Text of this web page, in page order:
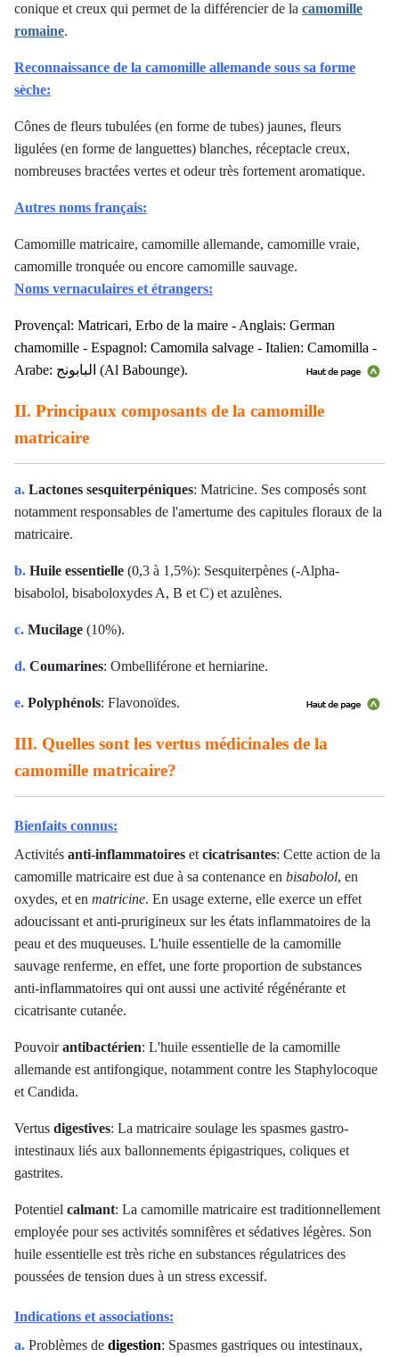
conique et creux qui permet de la différencier de la camomille
romaine.
Reconnaissance de la camomille allemande sous sa forme
sèche:
Cônes de fleurs tubulées (en forme de tubes) jaunes, fleurs
ligulées (en forme de languettes) blanches, réceptacle creux,
nombreuses bractées vertes et odeur très fortement aromatique.
Autres noms français:
Camomille matricaire, camomille allemande, camomille vraie,
camomille tronquée ou encore camomille sauvage.
Noms vernaculaires et étrangers:
Provençal: Matricari, Erbo de la maire - Anglais: German
chamomille - Espagnol: Camomila salvage - Italien: Camomilla -
Arabe: البابونج (Al Babounge).
II. Principaux composants de la camomille
matricaire
a. Lactones sesquiterpéniques: Matricine. Ses composés sont
notamment responsables de l'amertume des capitules floraux de la
matricaire.
b. Huile essentielle (0,3 à 1,5%): Sesquiterpènes (-Alpha-
bisabolol, bisaboloxydes A, B et C) et azulènes.
c. Mucilage (10%).
d. Coumarines: Ombelliférone et herniarine.
e. Polyphénols: Flavonoïdes.
III. Quelles sont les vertus médicinales de la
camomille matricaire?
Bienfaits connus:
Activités anti-inflammatoires et cicatrisantes: Cette action de la
camomille matricaire est due à sa contenance en bisabolol, en
oxydes, et en matricine. En usage externe, elle exerce un effet
adoucissant et anti-prurigineux sur les états inflammatoires de la
peau et des muqueuses. L'huile essentielle de la camomille
sauvage renferme, en effet, une forte proportion de substances
anti-inflammatoires qui ont aussi une activité régénérante et
cicatrisante cutanée.
Pouvoirantibactérien: L'huile essentielle de la camomille
allemande est antifongique, notamment contre les Staphylocoque
et Candida.
Vertus digestives: La matricaire soulage les spasmes gastro-
intestinaux liés aux ballonnements épigastriques, coliques et
gastrites.
Potentiel calmant: La camomille matricaire est traditionnellement
employée pour ses activités somnifères et sédatives légères. Son
huile essentielle est très riche en substances régulatrices des
poussées de tension dues à un stress excessif.
Indications et associations:
a. Problèmes de digestion: Spasmes gastriques ou intestinaux,